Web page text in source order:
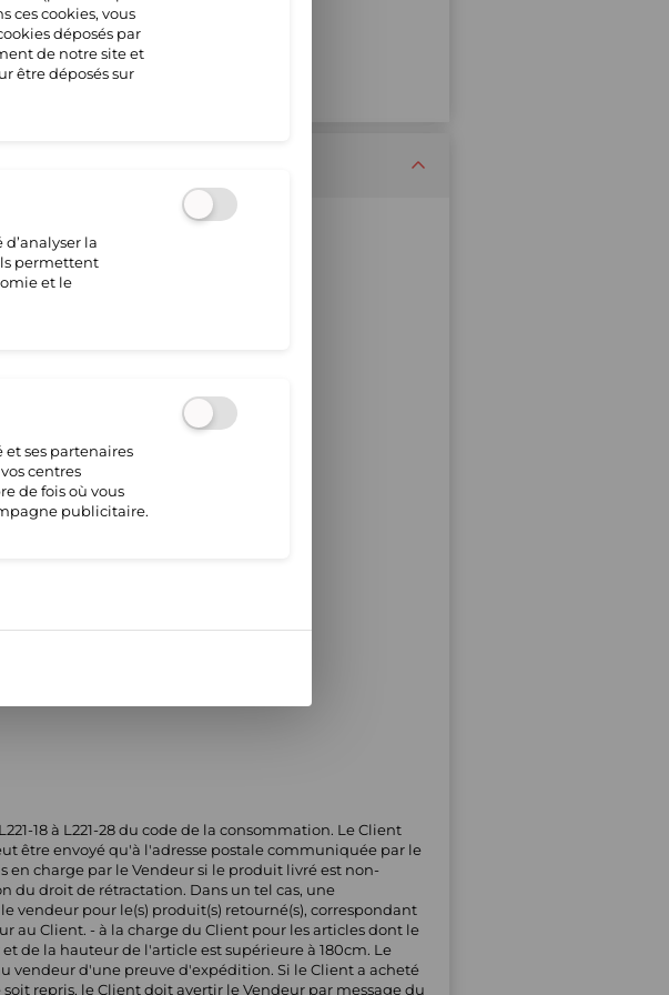
18 à L221-28 du code de la consommation. Le Client
être envoyé qu'à l'adresse postale communiquée par le
en charge par le Vendeur si le produit livré est non-
du droit de rétractation. Dans un tel cas, une
vendeur pour le(s) produit(s) retourné(s), correspondant
au Client. - à la charge du Client pour les articles dont le
de la hauteur de l'article est supérieure à 180cm. Le
vendeur d'une preuve d'expédition. Si le Client a acheté
repris, le Client doit avertir le Vendeur par message du
ces cookies, vous
déposés par
de notre site et
être déposés sur
la
permettent
et le
et ses partenaires
centres
de fois où vous
publicitaire.